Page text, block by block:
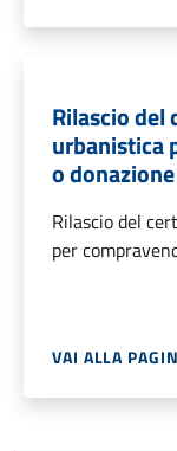
Rilascio
urbanistica
o donazione
Rilascio del
per
VAI ALLA